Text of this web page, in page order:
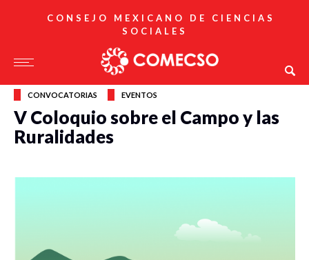
CONSEJO MEXICANO DE CIENCIAS
SOCIALES
CONVOCATORIAS EVENTOS
V Coloquio sobre el Campo y las
Ruralidades